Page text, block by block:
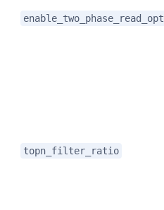
enable_two_phase_read_opt
topn_filter_ratio